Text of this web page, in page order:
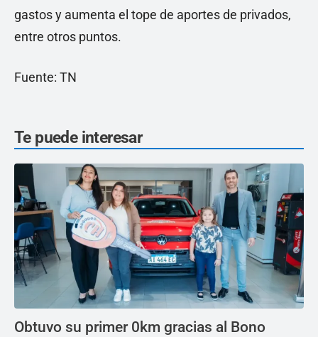
gastos y aumenta el tope de aportes de privados,
entre otros puntos.
Fuente: TN
Te puede interesar
Obtuvo su primer 0km gracias al Bono